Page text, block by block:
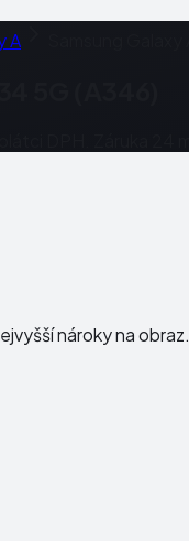
A
nároky na obraz.